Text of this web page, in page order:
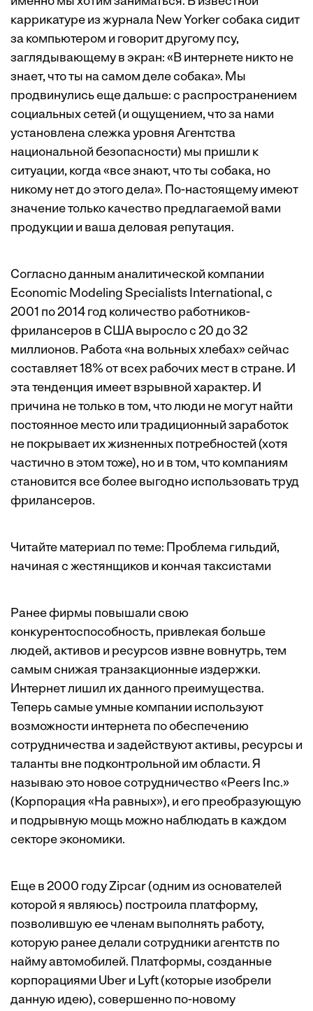
каррикатуре из журнала New Yorker собака сидит
за компьютером и говорит другому псу,
заглядывающему в экран: «В интернете никто не
знает, что ты на самом деле собака». Мы
продвинулись еще дальше: с распространением
социальных сетей (и ощущением, что за нами
установлена слежка уровня Агентства
национальной безопасности) мы пришли к
ситуации, когда «все знают, что ты собака, но
никому нет до этого дела». По-настоящему имеют
значение только качество предлагаемой вами
продукции и ваша деловая репутация.
Согласно данным аналитической компании
Economic Modeling Specialists International, с
2001 по 2014 год количество работников-
фрилансеров в США выросло с 20 до 32
миллионов. Работа «на вольных хлебах» сейчас
составляет 18% от всех рабочих мест в стране. И
эта тенденция имеет взрывной характер. И
причина не только в том, что люди не могут найти
постоянное место или традиционный заработок
не покрывает их жизненных потребностей (хотя
частично в этом тоже), но и в том, что компаниям
становится все более выгодно использовать труд
фрилансеров.
Читайте материал по теме: Проблема гильдий,
начиная с жестянщиков и кончая таксистами
Ранее фирмы повышали свою
конкурентоспособность, привлекая больше
людей, активов и ресурсов извне вовнутрь, тем
самым снижая транзакционные издержки.
Интернет лишил их данного преимущества.
Теперь самые умные компании используют
возможности интернета по обеспечению
сотрудничества и задействуют активы, ресурсы и
таланты вне подконтрольной им области. Я
называю это новое сотрудничество «Peers Inc.»
(Корпорация «На равных»), и его преобразующую
и подрывную мощь можно наблюдать в каждом
секторе экономики.
Еще в 2000 году Zipcar (одним из основателей
которой я являюсь) построила платформу,
позволившую ее членам выполнять работу,
которую ранее делали сотрудники агентств по
найму автомобилей. Платформы, созданные
корпорациями Uber и Lyft (которые изобрели
данную идею), совершенно по-новому